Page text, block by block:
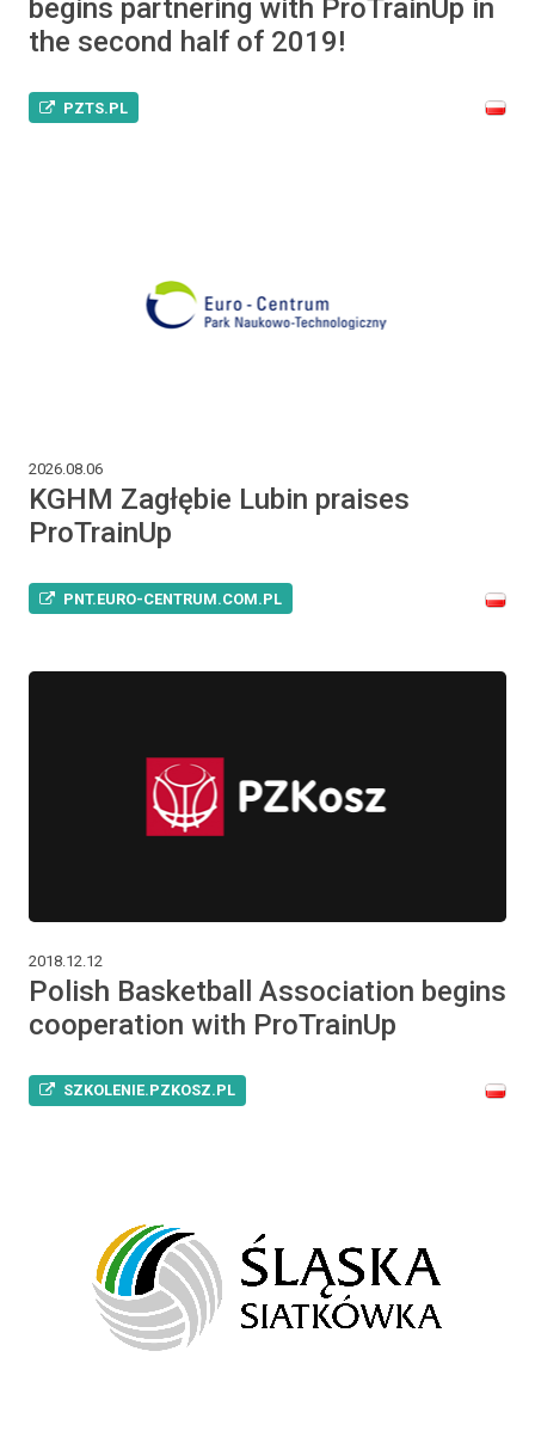
begins partnering with ProTrainUp in
the second half of 2019!
PZTS.PL
2026.08.06
KGHM Zagłębie Lubin praises
ProTrainUp
PNT.EURO-CENTRUM.COM.PL
2018.12.12
Polish Basketball Association begins
cooperation with ProTrainUp
SZKOLENIE.PZKOSZ.PL